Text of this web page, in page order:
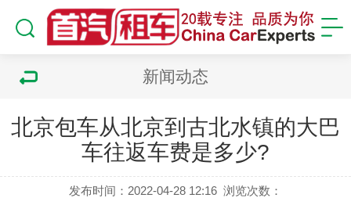
新闻动态
北京包车从北京到古北水镇的大巴
车往返车费是多少?
发布时间：2022-04-28 12:16 浏览次数：